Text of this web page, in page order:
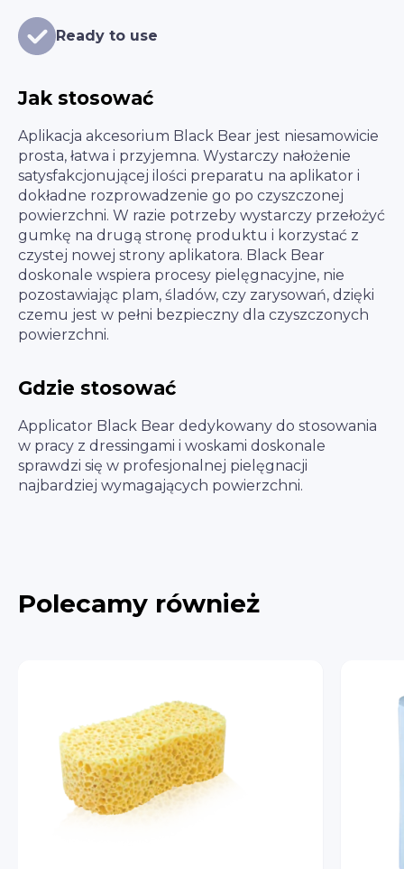
Ready to use
Jak stosować
Aplikacja akcesorium Black Bear jest niesamowicie
prosta, łatwa i przyjemna. Wystarczy nałożenie
satysfakcjonującej ilości preparatu na aplikator i
dokładne rozprowadzenie go po czyszczonej
powierzchni. W razie potrzeby wystarczy przełożyć
gumkę na drugą stronę produktu i korzystać z
czystej nowej strony aplikatora. Black Bear
doskonale wspiera procesy pielęgnacyjne, nie
pozostawiając plam, śladów, czy zarysowań, dzięki
czemu jest w pełni bezpieczny dla czyszczonych
powierzchni.
Gdzie stosować
Applicator Black Bear dedykowany do stosowania
w pracy z dressingami i woskami doskonale
sprawdzi się w profesjonalnej pielęgnacji
najbardziej wymagających powierzchni.
Polecamy również